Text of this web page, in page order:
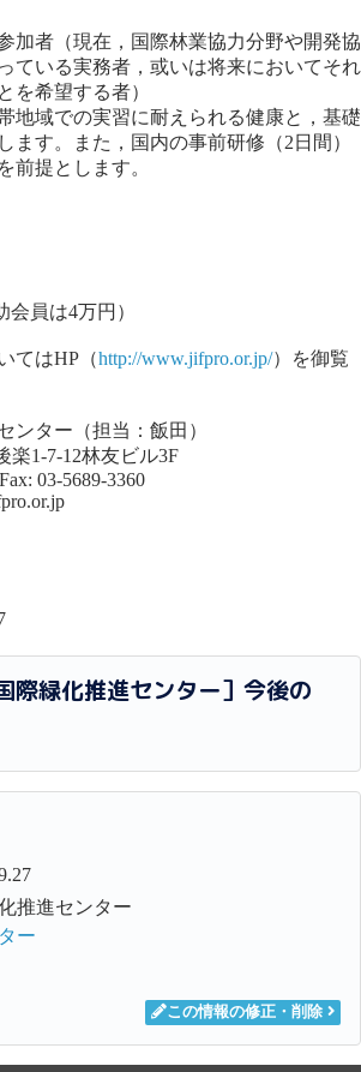
加者（現在，国際林業協力分野や開発協
ている実務者，或いは将来においてそれ
を希望する者）
地域での実習に耐えられる健康と，基礎
ます。また，国内の事前研修（2日間）
前提とします。
員は4万円）
てはHP（http://www.jifpro.or.jp/）を御覧
ンター（担当：飯田）
楽1-7-12林友ビル3F
03-5689-3360
際緑化推進センター］今後の
推進センター
ー
この情報の修正・削除